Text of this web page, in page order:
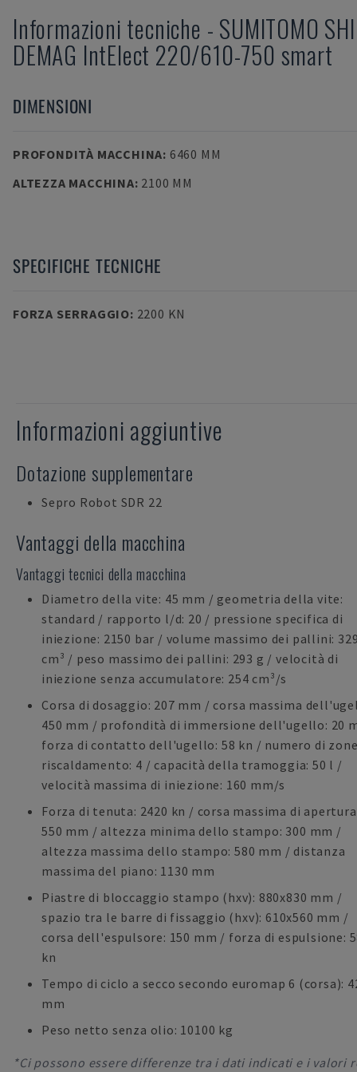
Informazioni tecniche - SUMITOMO SHI
DEMAG IntElect 220/610-750 smart
DIMENSIONI
PROFONDITÀ MACCHINA: 6460 MM
ALTEZZA MACCHINA: 2100 MM
SPECIFICHE TECNICHE
FORZA SERRAGGIO: 2200 KN
Informazioni aggiuntive
Dotazione supplementare
Sepro Robot SDR 22
Vantaggi della macchina
Vantaggi tecnici della macchina
Diametro della vite: 45 mm / geometria della vite:
standard / rapporto l/d: 20 / pressione specifica di
iniezione: 2150 bar / volume massimo dei pallini:
cm³ / peso massimo dei pallini: 293 g / velocità di
iniezione senza accumulatore: 254 cm³/s
Corsa di dosaggio: 207 mm / corsa massima
450 mm / profondità di immersione dell'ugello: 20
forza di contatto dell'ugello: 58 kn / numero di
riscaldamento: 4 / capacità della tramoggia: 50 l /
velocità massima di iniezione: 160 mm/s
Forza di tenuta: 2420 kn / corsa massima di
550 mm / altezza minima dello stampo: 300 mm /
altezza massima dello stampo: 580 mm / distanza
massima del piano: 1130 mm
Piastre di bloccaggio stampo (hxv): 880x830 mm /
spazio tra le barre di fissaggio (hxv): 610x560 mm /
corsa dell'espulsore: 150 mm / forza di espulsione:
kn
Tempo di ciclo a secco secondo euromap 6 (corsa):
mm
Peso netto senza olio: 10100 kg
*Ci possono essere differenze tra i dati indicati e i valori